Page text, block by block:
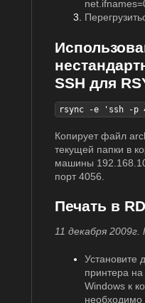
SSH для
rsync -e 'ssh -p
Копирует файл
текущей папки в
машины
порт 4056.
Печать в
11 декабря 2009г.
Установите
принтера
Windows к
необходимо